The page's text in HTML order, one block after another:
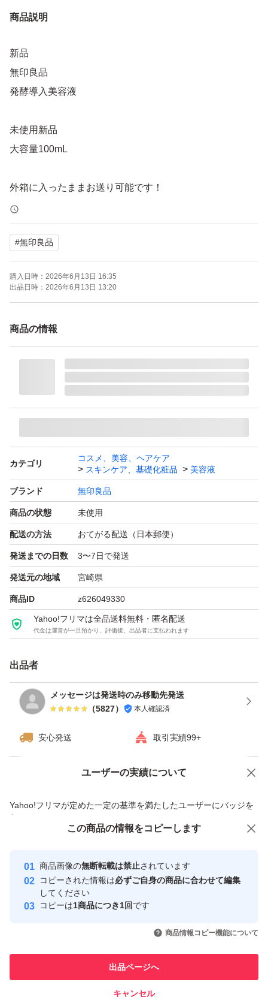
商品説明
新品
無印良品
発酵導入美容液
未使用新品
大容量100mL
外箱に入ったままお送り可能です！
しかし外箱ら紙でできているため、多少の折れなどはご容
赦下さいませ。
天然由来成分*100％にこだわったコクのある導入美容
液。成分の65％以上が、肌にハリとうるおいを与える米
ぬか発酵液です。
ブランド：無印良品
化粧水種類：ブースター、導入液
使用感：保湿
無印良品 発酵導入美容液 大容量 100ml
ブランド：無印良品
#無印良品
購入日時： 2026年6月13日 16:35
出品日時： 2026年6月13日 13:20
商品の情報
カテゴリ
コスメ、美容、ヘアケア
スキンケア、基礎化粧品
美容液
ブランド 無印良品
商品の状態 未使用
配送の方法 おてがる配送（日本郵便）
発送までの日数 3〜7日で発送
発送元の地域 宮崎県
商品ID z626049330
Yahoo!フリマは全品送料無料・匿名配送
代金は運営が一旦預かり、評価後、出品者に支払われます
出品者
メッセージは発送時のみ移動先発送
（5827） 本人確認済
安心発送 取引実績99+
ユーザーの実績について
Yahoo!フリマが定めた一定の基準を満たしたユーザーにバッジを
付与しています
安心取引出品者
心・安全なユーザーです
取引実績
引を完了させた実績があります
での取引実績があります
価格の相談 商品への質問
この商品の情報をコピーします
商品画像の無断転載は禁止されています
コピーされた情報は必ずご自身の商品に合わせて編集
してください
コピーは1商品につき1回です
商品情報コピー機能について
出品ページへ
キャンセル
この商品をみている人にオススメ